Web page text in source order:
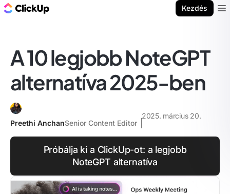
Kezdés
A 10 legjobb NoteGPT
alternatíva 2025-ben
Preethi AnchanSenior Content Editor
2025. március 20.
Próbálja ki a ClickUp-ot: a legjobb
NoteGPT alternatíva